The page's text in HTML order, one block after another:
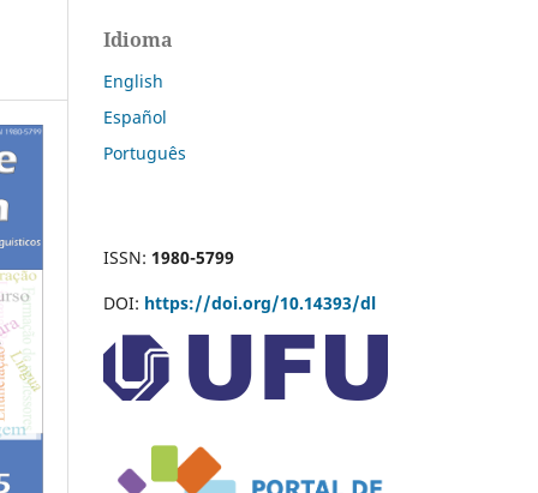
Idioma
English
Español
Português
ISSN: 1980-5799
DOI: https://doi.org/10.14393/dl